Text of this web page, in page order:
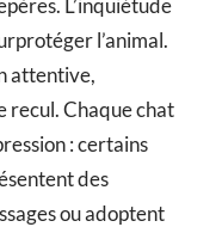
l’animal.
attentive,
recul. Chaque chat
: certains
des
ou adoptent